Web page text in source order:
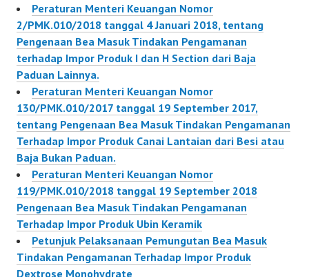
Peraturan Menteri Keuangan Nomor
2/PMK.010/2018 tanggal 4 Januari 2018, tentang
Pengenaan Bea Masuk Tindakan Pengamanan
terhadap Impor Produk I dan H Section dari Baja
Paduan Lainnya.
Peraturan Menteri Keuangan Nomor
130/PMK.010/2017 tanggal 19 September 2017,
tentang Pengenaan Bea Masuk Tindakan Pengamanan
Terhadap Impor Produk Canai Lantaian dari Besi atau
Baja Bukan Paduan.
Peraturan Menteri Keuangan Nomor
119/PMK.010/2018 tanggal 19 September 2018
Pengenaan Bea Masuk Tindakan Pengamanan
Terhadap Impor Produk Ubin Keramik
Petunjuk Pelaksanaan Pemungutan Bea Masuk
Tindakan Pengamanan Terhadap Impor Produk
Dextrose Monohydrate